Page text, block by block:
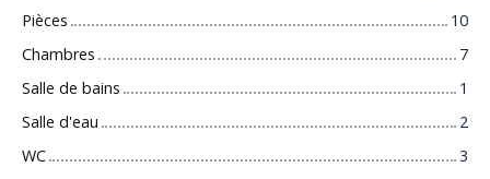
Pièces
10
Chambres
7
Salle de bains
1
Salle d'eau
2
WC
3